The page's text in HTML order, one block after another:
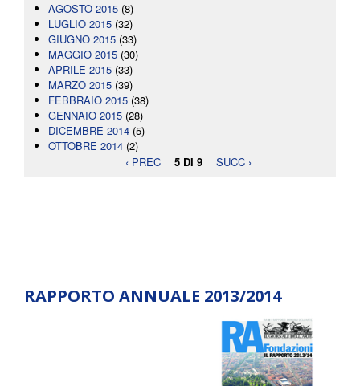
AGOSTO 2015 (8)
LUGLIO 2015 (32)
GIUGNO 2015 (33)
MAGGIO 2015 (30)
APRILE 2015 (33)
MARZO 2015 (39)
FEBBRAIO 2015 (38)
GENNAIO 2015 (28)
DICEMBRE 2014 (5)
OTTOBRE 2014 (2)
‹ PREC
5 DI 9 SUCC ›
RAPPORTO ANNUALE 2013/2014